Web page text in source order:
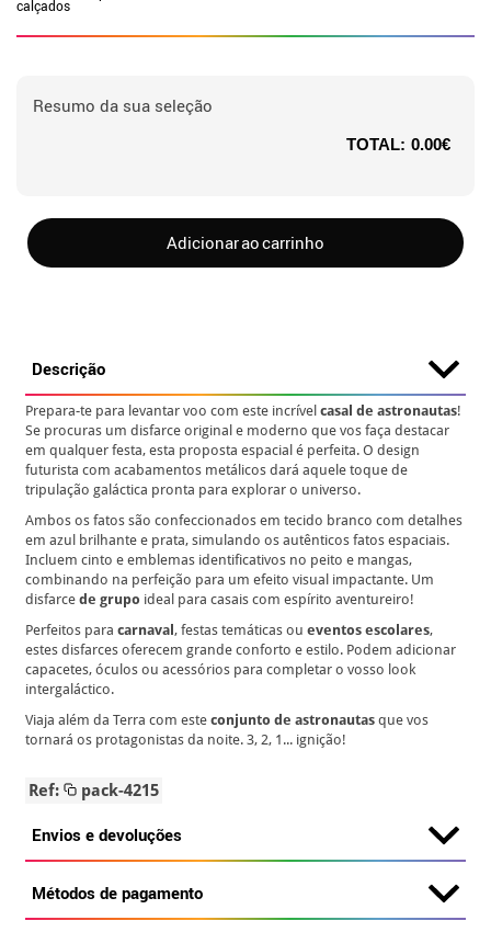
calçados
Resumo da sua seleção
TOTAL: 0.00€
Adicionar ao carrinho
Descrição
Prepara-te para levantar voo com este incrívelcasal de astronautas!
Se procuras um disfarce original e moderno que vos faça destacar
em qualquer festa, esta proposta espacial é perfeita. O design
futurista com acabamentos metálicos dará aquele toque de
tripulação galáctica pronta para explorar o universo.
Ambos os fatos são confeccionados em tecido branco com detalhes
em azul brilhante e prata, simulando os autênticos fatos espaciais.
Incluem cinto e emblemas identificativos no peito e mangas,
combinando na perfeição para um efeito visual impactante. Um
disfarcede grupo ideal para casais com espírito aventureiro!
Perfeitos paracarnaval, festas temáticas oueventos escolares,
estes disfarces oferecem grande conforto e estilo. Podem adicionar
capacetes, óculos ou acessórios para completar o vosso look
intergaláctico.
Viaja além da Terra com esteconjunto de astronautas que vos
tornará os protagonistas da noite. 3, 2, 1... ignição!
Ref: pack-4215
Envios e devoluções
Métodos de pagamento